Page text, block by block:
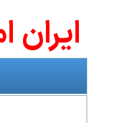
ايران